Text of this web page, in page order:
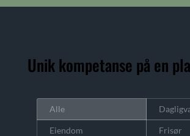
Unik kompetanse på en
Alle
Eiendom Frisør